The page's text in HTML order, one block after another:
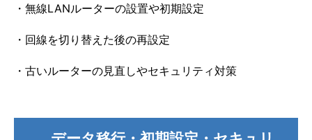
・無線LANルーターの設置や初期設定
・回線を切り替えた後の再設定
・古いルーターの見直しやセキュリティ対策